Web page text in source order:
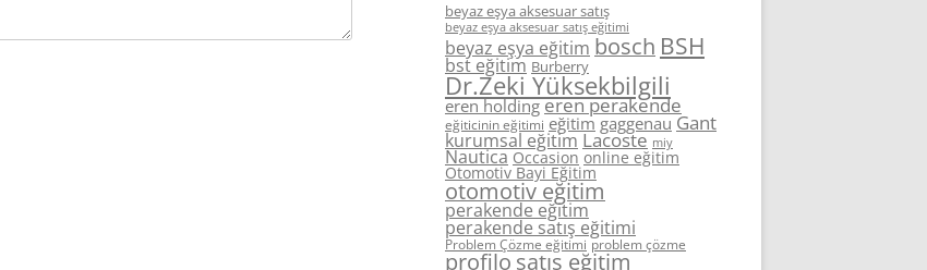
beyaz eşya aksesuar satış
beyaz eşya aksesuar satış eğitimi
beyaz eşya eğitim bosch BSH
bst eğitim Burberry
Dr.Zeki Yüksekbilgili
eren holding eren perakende
eğiticinin eğitimi eğitim gaggenau Gant
kurumsal eğitim Lacoste miy
Nautica Occasion online eğitim
Otomotiv Bayi Eğitim
otomotiv eğitim
perakende eğitim
perakende satış eğitimi
Problem Çözme eğitimi problem çözme
profilo satış eğitim